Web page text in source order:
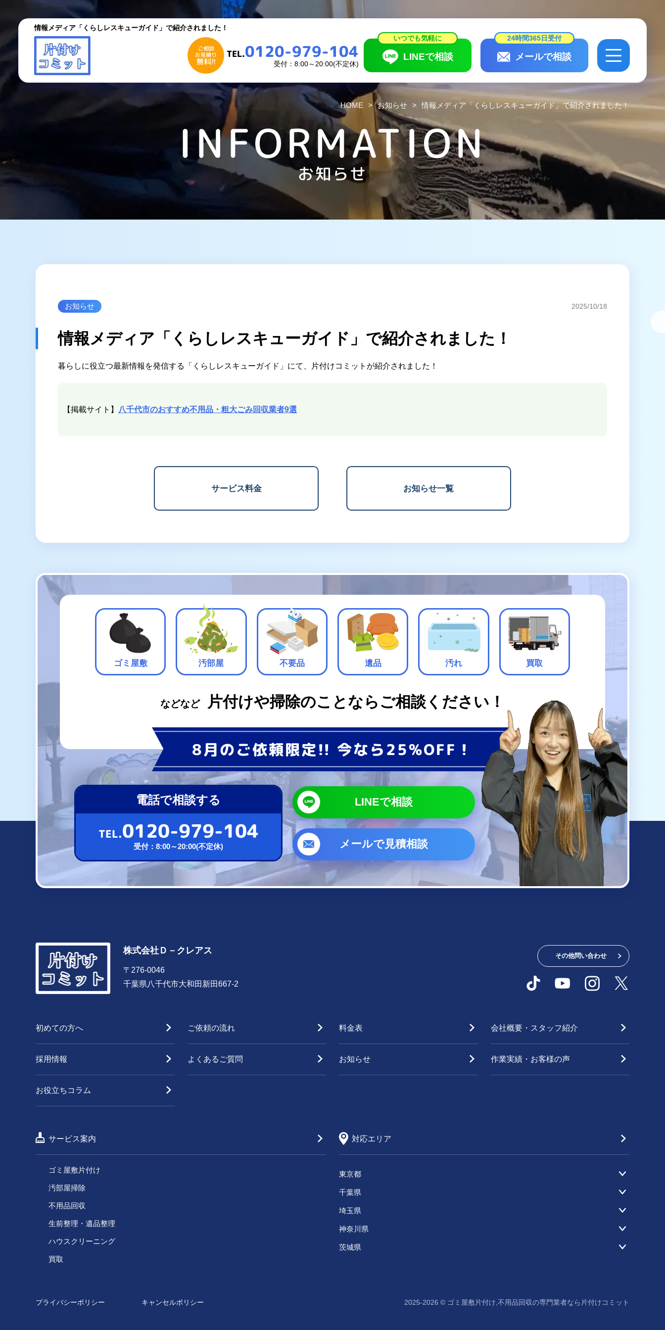
情報メディア「くらしレスキューガイド」で紹介されました！
ご相談
お見積り
無料!!
TEL.0120-979-104
受付：8:00～20:00(不定休)
いつでも気軽に
LINEで相談
24時間365日受付
メールで相談
ご相談
お見積り
無料!! 受付：8:00～20:00(不定休)
いつでも気軽に
LINEで相談
24時間365日受付
メールで相談
ご依頼の流れ 料金表
よくあるご質問 お知らせ 作業実績・お客様の声
ゴミ屋敷片付け
不用品回収
ハウスクリーニング
東京都
茨城県
HOME お知らせ 情報メディア「くらしレスキューガイド」で紹介されました！
INFORMATION
お知らせ
お知らせ 2025/10/18
情報メディア「くらしレスキューガイド」で紹介されました！
暮らしに役立つ最新情報を発信する「くらしレスキューガイド」にて、片付けコミットが紹介されました！
【掲載サイト】 八千代市のおすすめ不用品・粗大ごみ回収業者9選
サービス料金 お知らせ一覧
ゴミ屋敷 汚部屋 不要品 遺品 汚れ 買取
などなど 片付けや掃除のことなら ご相談ください！
8月のご依頼限定!! 今なら25%OFF！
電話で相談する
TEL.0120-979-104
受付：8:00～20:00(不定休)
LINEで相談
メールで見積相談
株式会社Ｄ－クレアス
〒276-0046
千葉県八千代市大和田新田667-2
その他問い合わせ
初めての方へ ご依頼の流れ 料金表 会社概要・ スタッフ紹介
採用情報 よくあるご質問 お知らせ 作業実績・ お客様の声
お役立ちコラム
サービス案内
ゴミ屋敷片付け
汚部屋掃除
不用品回収
生前整理・遺品整理
ハウスクリーニング
買取
対応エリア
東京都
千葉県
埼玉県
神奈川県
茨城県
プライバシーポリシー キャンセルポリシー 2025-2026 © ゴミ屋敷片付け,不用品回収の専門業者なら片付けコミット